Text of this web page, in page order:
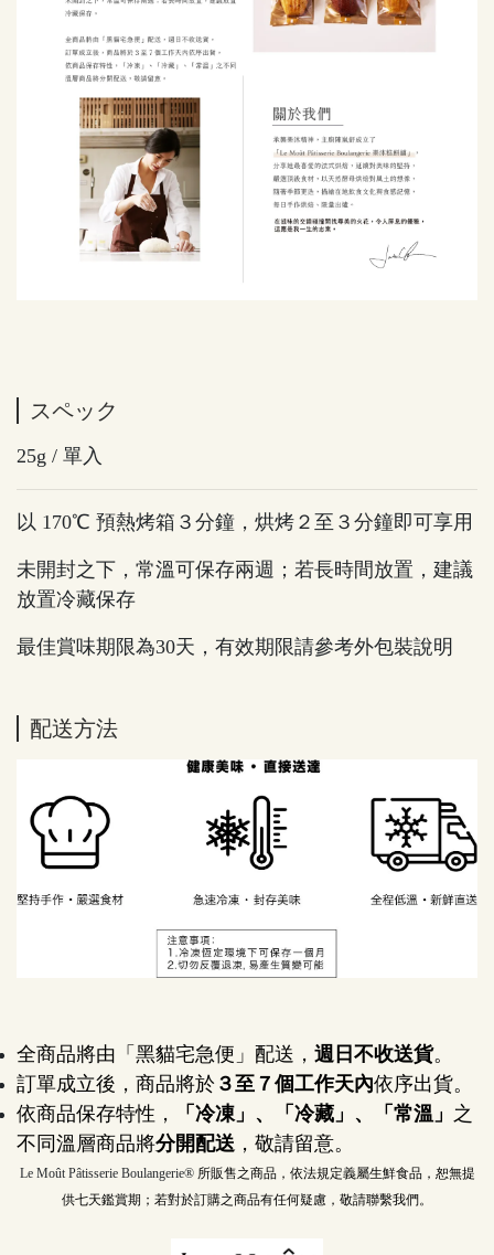
スペック
25g / 單入
以 170℃ 預熱烤箱３分鐘，烘烤２至３分鐘即可享用
未開封之下，常溫可保存兩週；若長時間放置，建議
放置冷藏保存
最佳賞味期限為30天，有效期限請參考外包裝說明
配送方法
全商品將由「黑貓宅急便」配送， 週日不收送貨。
訂單成立後，商品將於 ３至７個工作天內依序出貨。
依商品保存特性，
「冷凍」、「冷藏」、「常溫」 之
不同溫層商品將分開配送 ，敬請留意。
Le Moût Pâtisserie Boulangerie® 所販售之商品，依法規定義屬生鮮食品，恕無提
供七天鑑賞期；若對於訂購之商品有任何疑慮，敬請聯繫我們。